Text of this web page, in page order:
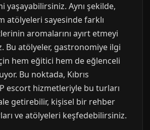
yaşayabilirsiniz. Aynı şekilde,
atölyeleri sayesinde farklı
aromalarını ayırt etmeyi
Bu atölyeler, gastronomiye ilgi
hem eğitici hem de eğlenceli
Bu noktada, Kıbrıs
escort hizmetleriyle bu turları
getirebilir, kişisel bir rehber
ve atölyeleri keşfedebilirsiniz.